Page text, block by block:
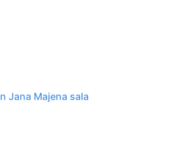
Jana Majena sala